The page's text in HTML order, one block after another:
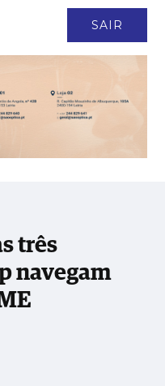
SAIR
cap navegam num
três
navegam